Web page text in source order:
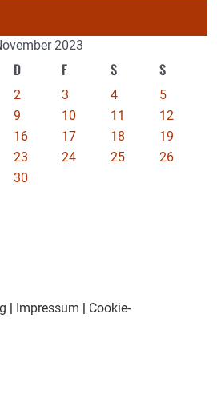
2023
D F S S
2 3 4
5
9 10 11
12
16 17 18
19
23 24 25
26
30
| Impressum | Cookie-